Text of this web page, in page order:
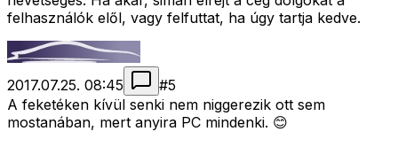
felhasználók elől, vagy felfuttat, ha úgy tartja kedve.
2017.07.25. 08:45 #5
A feketéken kívül senki nem niggerezik ott sem
mostanában, mert anyira PC mindenki. 😊